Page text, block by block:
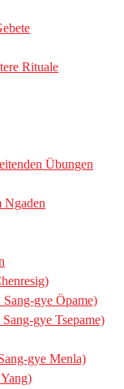
Rituale
Übungen
Ngaden
gye Öpame)
gye Tsepame)
gye Menla)